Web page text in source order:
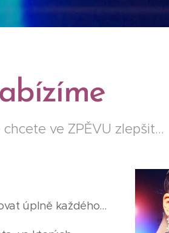
ve ZPĚVU zlepšit...
úplně každého...